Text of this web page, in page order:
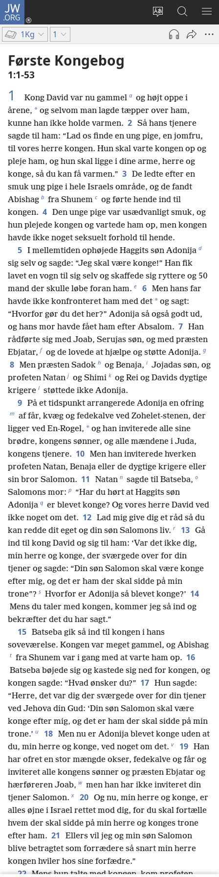
JW.ORG
Vælg
sprog
Log
på
(åbner
Søg
på
JW.ORG
VIS
1Kg 1
Første Kongebog
1:1-53
1 Kong David var nu gammel a og højt oppe i
årene, * og selvom man lagde tæpper over ham,
kunne han ikke holde varmen. 2 Så hans tjenere
sagde til ham: “Lad os finde en ung pige, en jomfru,
til vores herre kongen. Hun skal varte kongen op og
pleje ham, og hun skal ligge i dine arme, herre og
konge, så du kan få varmen.” 3 De ledte efter en
smuk ung pige i hele Israels område, og de fandt
Abishag b fra Shunem c og førte hende ind til
kongen. 4 Den unge pige var usædvanligt smuk, og
hun plejede kongen og vartede ham op, men kongen
havde ikke noget seksuelt forhold til hende.
5 I mellemtiden ophøjede Haggits søn Adonija d
sig selv og sagde: “Jeg skal være konge!” Han fik
lavet en vogn til sig selv og skaffede sig ryttere og 50
mand der skulle løbe foran ham. e 6 Men hans far
havde ikke konfronteret ham med det * og sagt:
“Hvorfor gør du det her?” Adonija så også godt ud,
og hans mor havde fået ham efter Absalom. 7 Han
rådførte sig med Joab, Serujas søn, og med præsten
Ebjatar, f og de lovede at hjælpe og støtte Adonija. g
8 Men præsten Sadok h og Benaja, i Jojadas søn, og
profeten Natan j og Shimi k og Rei og Davids dygtige
krigere l støttede ikke Adonija.
9 På et tidspunkt arrangerede Adonija en ofring
m af får, kvæg og fedekalve ved Zohelet-stenen, der
ligger ved En-Rogel, * og han inviterede alle sine
brødre, kongens sønner, og alle mændene i Juda,
kongens tjenere. 10 Men han inviterede hverken
profeten Natan, Benaja eller de dygtige krigere eller
sin bror Salomon. 11 Natan n sagde til Batseba, o
Salomons mor: p “Har du hørt at Haggits søn
Adonija q er blevet konge? Og vores herre David ved
ikke noget om det. 12 Lad mig give dig et råd så du
kan redde dit eget og din søn Salomons liv. r 13 Gå
ind til kong David og sig til ham: ‘Var det ikke dig,
min herre og konge, der sværgede over for din
tjener og sagde: “Din søn Salomon skal være konge
efter mig, og det er ham der skal sidde på min
trone”? s Hvorfor er Adonija så blevet konge?’ 14
Mens du taler med kongen, kommer jeg så ind og
bekræfter det du har sagt.”
15 Batseba gik så ind til kongen i hans
soveværelse. Kongen var meget gammel, og Abishag
t fra Shunem var i gang med at varte ham op. 16
Batseba bøjede sig og kastede sig ned for kongen, og
kongen sagde: “Hvad ønsker du?” 17 Hun sagde:
“Herre, det var dig der sværgede over for din tjener
ved Jehova din Gud: ‘Din søn Salomon skal være
konge efter mig, og det er ham der skal sidde på min
trone.’ u 18 Men nu er Adonija blevet konge uden at
du, min herre og konge, ved noget om det. v 19 Han
har ofret en stor mængde okser, fedekalve og får og
inviteret alle kongens sønner og præsten Ebjatar og
hærføreren Joab, w men han har ikke inviteret din
tjener Salomon. x 20 Og nu, min herre og konge, er
alles øjne i Israel rettet mod dig, for du skal fortælle
hvem der skal sidde på min herre og konges trone
efter ham. 21
Ellers vil jeg og min søn Salomon
blive betragtet som forrædere så snart min herre
kongen hviler hos sine forfædre.”
22 Mens hun talte med kongen, kom profeten